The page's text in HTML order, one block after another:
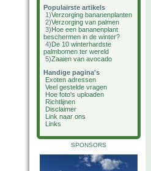
Populairste artikels
1)Verzorging bananenplanten
2)Verzorging van palmen
3)Hoe een bananenplant
beschermen in de winter?
4)De 10 winterhardste
palmbomen ter wereld
5)Zaaien van avocado
Handige pagina's
Exoten adressen
Veel gestelde vragen
Hoe foto's uploaden
Richtlijnen
Disclaimer
Link naar ons
Links
SPONSORS